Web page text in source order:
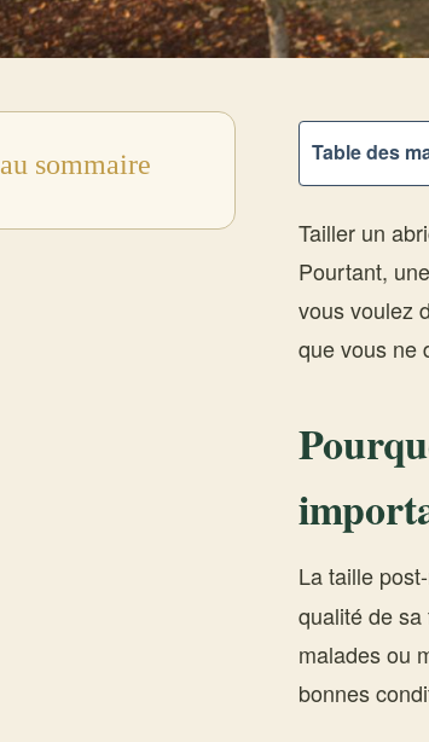
au sommaire Table des
Tailler un
Pourtant,
vous voulez
que vous ne
La taille
qualité de sa
malades ou
bonnes